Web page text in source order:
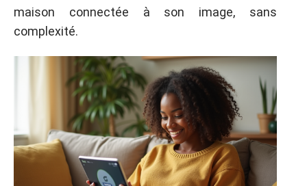
maison connectée à son image, sans
complexité.